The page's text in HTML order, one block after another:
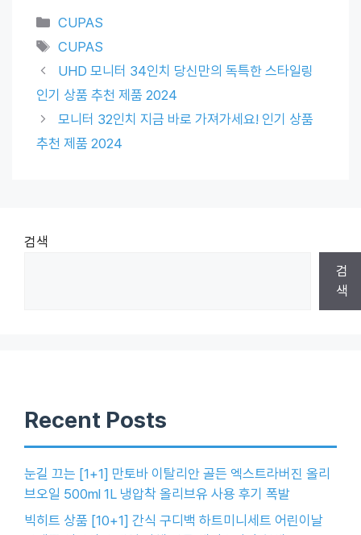
Categories
CUPAS
Tags
CUPAS
UHD 모니터 34인치 당신만의 독특한 스타일링
인기 상품 추천 제품 2024
모니터 32인치 지금 바로 가져가세요! 인기 상품
추천 제품 2024
검색
검
색
Recent Posts
눈길 끄는 [1+1] 만토바 이탈리안 골든 엑스트라버진 올리
브오일 500ml 1L 냉압착 올리브유 사용 후기 폭발
빅히트 상품 [10+1] 간식 구디백 하트미니세트 어린이날